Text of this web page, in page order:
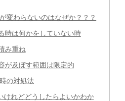
変わらないのはなぜか？？？
時は何かをしていない時
み重ね
が及ぼす範囲は限定的
の対処法
けれどどうしたらよいかわか